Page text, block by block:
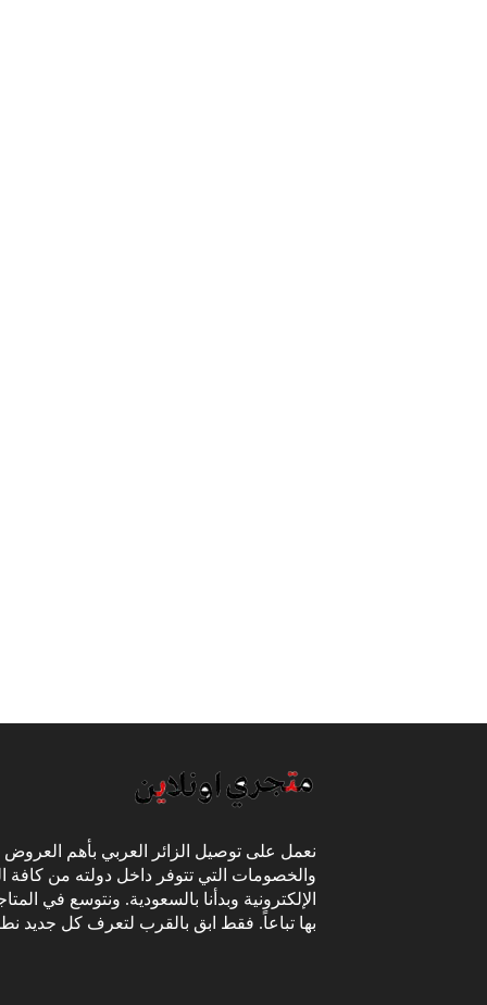
نعمل على توصيل الزائر العربي بأهم العروض
والخصومات التي تتوفر داخل دولته من كافة
الإلكترونية وبدأنا بالسعودية. ونتوسع في
بها تباعاً. فقط ابق بالقرب لتعرف كل جديد